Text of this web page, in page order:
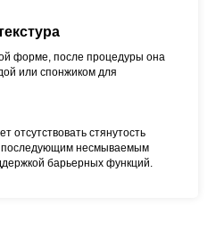
форме, после процедуры она
или спонжиком для
отсутствовать стянутость
последующим несмываемым
барьерных функций.